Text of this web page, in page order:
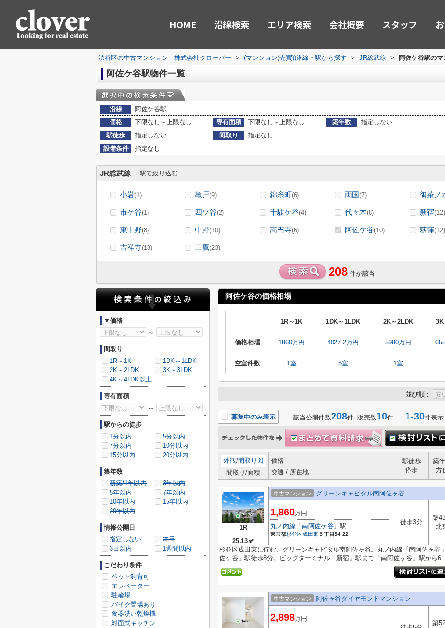
HOME 沿線検索 エリア検索 会社概要 スタッフ
渋谷区の中古マンション｜株式会社クローバー > (マンション(売買))路線・駅から探す > JR総武線 > 阿佐ケ谷駅の
阿佐ケ谷駅物件一覧
沿線
阿佐ケ谷駅
価格
下限なし～上限なし 専有面積 下限なし～上限なし 築年数
指定しない
駅徒歩
指定しない 間取り
指定なし
設備条件
指定なし
JR総武線 駅で絞り込む
小岩(1) 亀戸(9) 錦糸町(6) 両国(7) 御茶ノ
市ケ谷(1) 四ツ谷(2) 千駄ケ谷(4) 代々木(8) 新宿(12)
東中野(8) 中野(10) 高円寺(6) 阿佐ケ谷(10) 荻窪(12)
吉祥寺(18) 三鷹(23)
208 件が該当
阿佐ケ谷の価格相場
1R～1K 1DK～1LDK 2K～2LDK 3K
価格相場 1860万円 4027.2万円 5990万円
空室件数 1室 5室 1室
並び順：
募集中のみ表示 該当公開件数208件 販売数10件 1-30件表示
外観/間取り図
間取り/面積
価格
交通 / 所在地
駅徒歩
停歩
築
方
1R
25.13㎡
中古マンション グリーンキャピタル南阿佐ヶ谷
1,860万円
丸ノ内線 「 南阿佐ケ谷 」駅
東京都杉並区 成田東 ５丁目34-22
徒歩3分
築
北
杉並区成田東に佇む、グリーンキャピタル南阿佐ヶ谷。丸ノ内線「南阿佐ヶ谷
佐ヶ谷」駅徒歩8分。ビッグターミナル「新宿」駅まで「南阿佐ヶ谷」駅から
中古マンション 阿佐ヶ谷ダイヤモンドマンション
2,898万円
築
▼価格
～
間取り
1R～1K
1DK～1LDK
2K～2LDK
3K～3LDK
4K～4LDK以上
専有面積
～
駅からの徒歩
1分以内
5分以内
7分以内
10分以内
15分以内
20分以内
築年数
新築/1年以内
3年以内
5年以内
7年以内
10年以内
15年以内
20年以内
情報公開日
指定しない
本日
3日以内
1週間以内
こだわり条件
ペット飼育可
エレベーター
駐輪場
バイク置場あり
食器洗い乾燥機
対面式キッチン